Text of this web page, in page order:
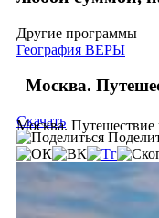
Другие программы
География ВЕРЫ
Москва.
Москва. Путешествие
Скачать